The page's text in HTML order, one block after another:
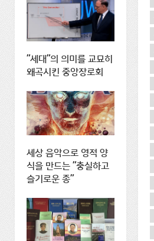
"세대"의 의미를 교묘히
왜곡시킨 중앙장로회
세상 음악으로 영적 양
식을 만드는 "충실하고
슬기로운 종"